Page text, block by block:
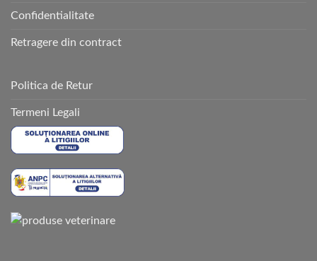
Confidentialitate
Retragere din contract
Politica de Retur
Termeni Legali